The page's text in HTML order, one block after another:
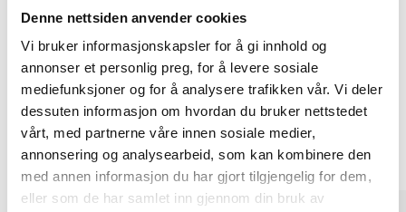
Denne nettsiden anvender cookies
Vi bruker informasjonskapsler for å gi innhold og
annonser et personlig preg, for å levere sosiale
mediefunksjoner og for å analysere trafikken vår. Vi deler
dessuten informasjon om hvordan du bruker nettstedet
vårt, med partnerne våre innen sosiale medier,
annonsering og analysearbeid, som kan kombinere den
med annen informasjon du har gjort tilgjengelig for dem,
eller som de har samlet inn gjennom din bruk av
Kjøp & Hent i ditt varehus.
LES MER
Andre kunder har også kjøpt